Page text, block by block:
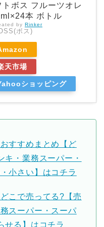
トボス フルーツオレ
本 ボトル
by Rinker
ボス)
天市場
ショッピング
すすめまとめ【ど
キ・業務スーパー・
小さい】はコチラ
こで売ってる?【売
スーパー・スーパ
せる】はコチラ